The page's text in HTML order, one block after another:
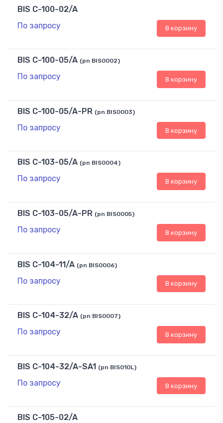
BIS C-100-02/A
По запросу
В корзину
BIS C-100-05/A (pn BIS0002)
По запросу В корзину
BIS C-100-05/A-PR (pn BIS0003)
По запросу В корзину
BIS C-103-05/A (pn BIS0004)
По запросу В корзину
BIS C-103-05/A-PR (pn BIS0005)
По запросу В корзину
BIS C-104-11/A (pn BIS0006)
По запросу В корзину
BIS C-104-32/A (pn BIS0007)
По запросу В корзину
BIS C-104-32/A-SA1 (pn BIS010L)
По запросу В корзину
BIS C-105-02/A